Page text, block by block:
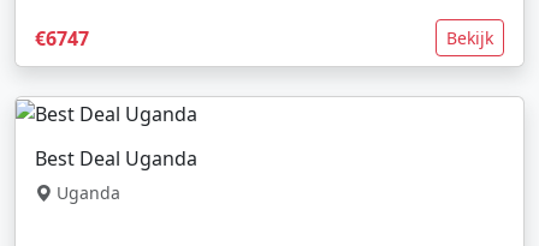
€6747 Bekijk
Best Deal Uganda
Uganda